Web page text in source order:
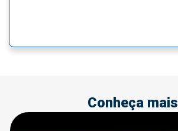
Conheça mais